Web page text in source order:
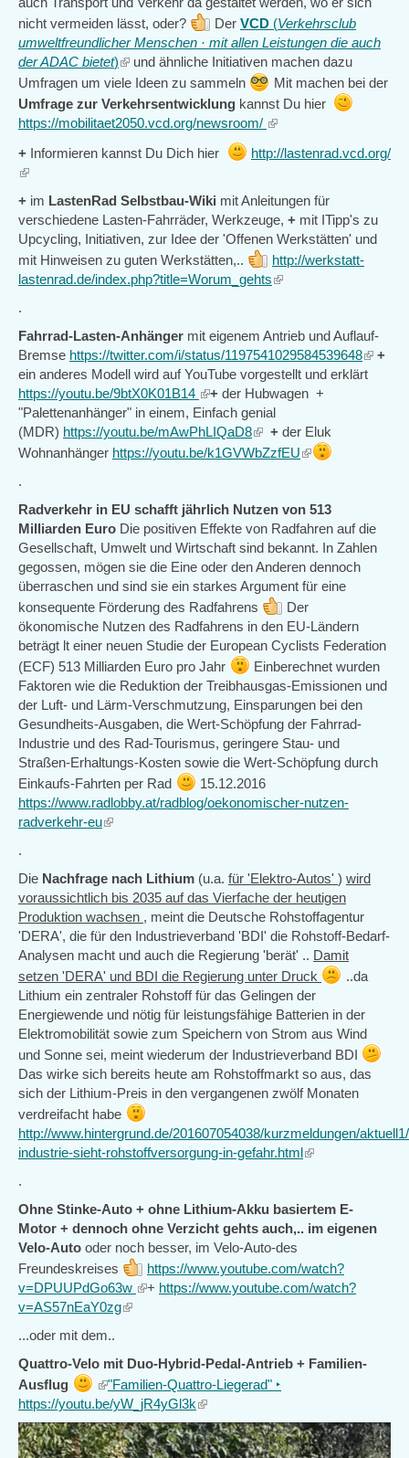
nicht vermeiden lässt, oder?
Der VCD (Verkehrsclub
umweltfreundlicher Menschen · mit allen Leistungen die auch
der ADAC bietet)(link
is
external)
und ähnliche Initiativen machen dazu
Umfragen um viele Ideen zu sammeln
Mit machen bei der
Umfrage zur Verkehrsentwicklung kannst Du hier
https://mobilitaet2050.vcd.org/newsroom/ (link
external)
+ Informieren kannst Du Dich hier
http://lastenrad.vcd.org/
(link
external)
+ im LastenRad Selbstbau-Wiki mit Anleitungen für
verschiedene Lasten-Fahrräder, Werkzeuge, + mit ITipp's zu
Upcycling, Initiativen, zur Idee der 'Offenen Werkstätten' und
mit Hinweisen zu guten Werkstätten,..
http://werkstatt-
lastenrad.de/index.php?title=Worum_gehts(link
.
Fahrrad-Lasten-Anhänger mit eigenem Antrieb und Auflauf-
Bremse https://twitter.com/i/status/1197541029584539648(link
is
+
ein anderes Modell wird auf YouTube vorgestellt und erklärt
https://youtu.be/9btX0K01B14 (link
is
external)
+ der Hubwagen +
"Palettenanhänger" in einem, Einfach genial
(MDR) https://youtu.be/mAwPhLIQaD8(link
is
+ der Eluk
Wohnanhänger https://youtu.be/k1GVWbZzfEU(link
.
Radverkehr in EU schafft jährlich Nutzen von 513
Milliarden Euro Die positiven Effekte von Radfahren auf die
Gesellschaft, Umwelt und Wirtschaft sind bekannt. In Zahlen
gegossen, mögen sie die Eine oder den Anderen dennoch
überraschen und sind sie ein starkes Argument für eine
konsequente Förderung des Radfahrens
Der
ökonomische Nutzen des Radfahrens in den EU-Ländern
beträgt lt einer neuen Studie der European Cyclists Federation
(ECF) 513 Milliarden Euro pro Jahr
Einberechnet wurden
Faktoren wie die Reduktion der Treibhausgas-Emissionen und
der Luft- und Lärm-Verschmutzung, Einsparungen bei den
Gesundheits-Ausgaben, die Wert-Schöpfung der Fahrrad-
Industrie und des Rad-Tourismus, geringere Stau- und
Straßen-Erhaltungs-Kosten sowie die Wert-Schöpfung durch
Einkaufs-Fahrten per Rad
15.12.2016
https://www.radlobby.at/radblog/oekonomischer-nutzen-
radverkehr-eu(link
.
Die Nachfrage nach Lithium (u.a. für 'Elektro-Autos' ) wird
voraussichtlich bis 2035 auf das Vierfache der heutigen
Produktion wachsen , meint die Deutsche Rohstoffagentur
'DERA', die für den Industrieverband 'BDI' die Rohstoff-Bedarf-
Analysen macht und auch die Regierung 'berät' .. Damit
setzen 'DERA' und BDI die Regierung unter Druck
..da
Lithium ein zentraler Rohstoff für das Gelingen der
Energiewende und nötig für leistungsfähige Batterien in der
Elektromobilität sowie zum Speichern von Strom aus Wind
und Sonne sei, meint wiederum der Industrieverband BDI
Das wirke sich bereits heute am Rohstoffmarkt so aus, das
sich der Lithium-Preis in den vergangenen zwölf Monaten
verdreifacht habe
http://www.hintergrund.de/201607054038/kurzmeldungen/
industrie-sieht-rohstoffversorgung-in-gefahr.html(link
.
Ohne Stinke-Auto + ohne Lithium-Akku basiertem E-
Motor + dennoch ohne Verzicht gehts auch,.. im eigenen
Velo-Auto oder noch besser, im Velo-Auto-des
Freundeskreises
https://www.youtube.com/watch?
v=DPUUPdGo63w (link
+ https://www.youtube.com/watch?
v=AS57nEaY0zg(link
...oder mit dem..
Quattro-Velo mit Duo-Hybrid-Pedal-Antrieb + Familien-
Ausflug
(link
is
external)
"Familien-Quattro-Liegerad" ‣
https://youtu.be/yW_jR4yGl3k(link
is
external)